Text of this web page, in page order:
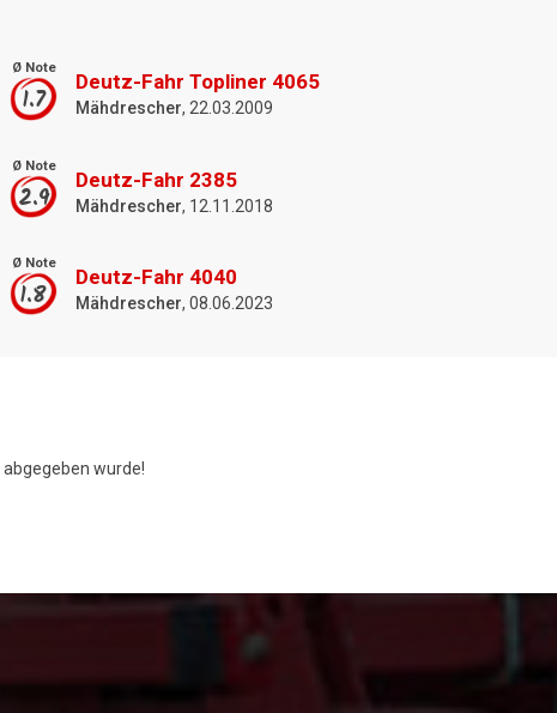
Ø Note
1.7
Deutz-Fahr Topliner 4065
Mähdrescher, 22.03.2009
Ø Note
2.9
Deutz-Fahr 2385
Mähdrescher, 12.11.2018
Ø Note
1.8
Deutz-Fahr 4040
Mähdrescher, 08.06.2023
abgegeben wurde!